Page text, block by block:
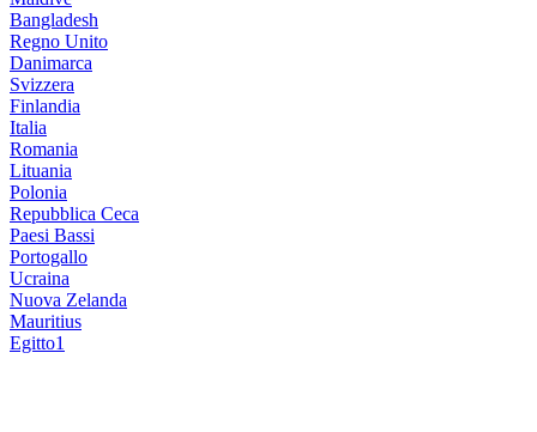
Bangladesh
Regno Unito
Danimarca
Svizzera
Finlandia
Italia
Romania
Lituania
Polonia
Repubblica Ceca
Paesi Bassi
Portogallo
Ucraina
Nuova Zelanda
Mauritius
Egitto1